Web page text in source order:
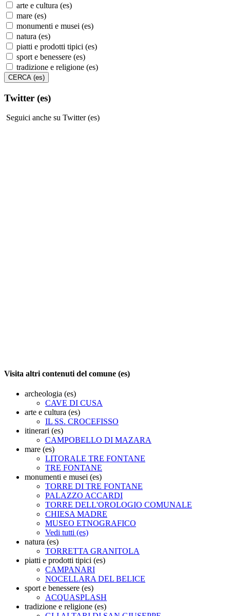
arte e cultura (es)
mare (es)
monumenti e musei (es)
natura (es)
piatti e prodotti tipici (es)
sport e benessere (es)
tradizione e religione (es)
Twitter (es)
Seguici anche su Twitter (es)
Visita altri contenuti del comune (es)
archeologia (es)
CAVE DI CUSA
arte e cultura (es)
IL SS. CROCEFISSO
itinerari (es)
CAMPOBELLO DI MAZARA
mare (es)
LITORALE TRE FONTANE
TRE FONTANE
monumenti e musei (es)
TORRE DI TRE FONTANE
PALAZZO ACCARDI
TORRE DELL'OROLOGIO COMUNALE
CHIESA MADRE
MUSEO ETNOGRAFICO
Vedi tutti (es)
natura (es)
TORRETTA GRANITOLA
piatti e prodotti tipici (es)
CAMPANARI
NOCELLARA DEL BELICE
sport e benessere (es)
ACQUASPLASH
tradizione e religione (es)